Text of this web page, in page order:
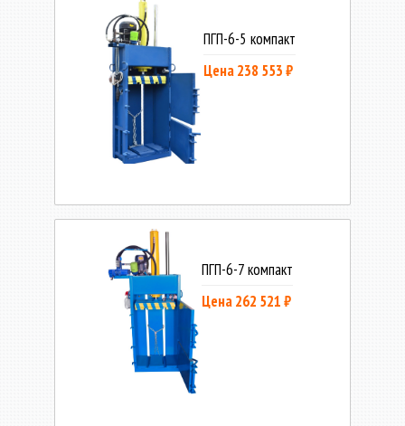
ПГП-6-5 компакт
Цена 238 553 ₽
ПГП-6-7 компакт
Цена 262 521 ₽